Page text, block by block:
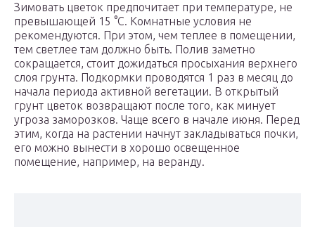
Зимовать цветок предпочитает при температуре, не
превышающей 15 °С. Комнатные условия не
рекомендуются. При этом, чем теплее в помещении,
тем светлее там должно быть. Полив заметно
сокращается, стоит дожидаться просыхания верхнего
слоя грунта. Подкормки проводятся 1 раз в месяц до
начала периода активной вегетации. В открытый
грунт цветок возвращают после того, как минует
угроза заморозков. Чаще всего в начале июня. Перед
этим, когда на растении начнут закладываться почки,
его можно вынести в хорошо освещенное
помещение, например, на веранду.